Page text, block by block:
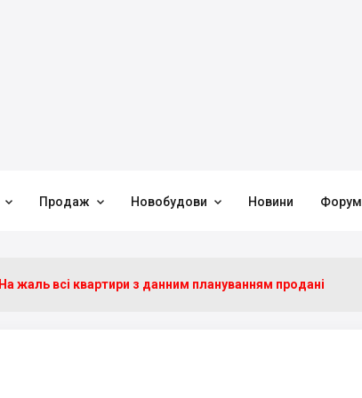
 Продаж  Новобудови  Новини Форум
На жаль всі квартири з данним плануванням продані